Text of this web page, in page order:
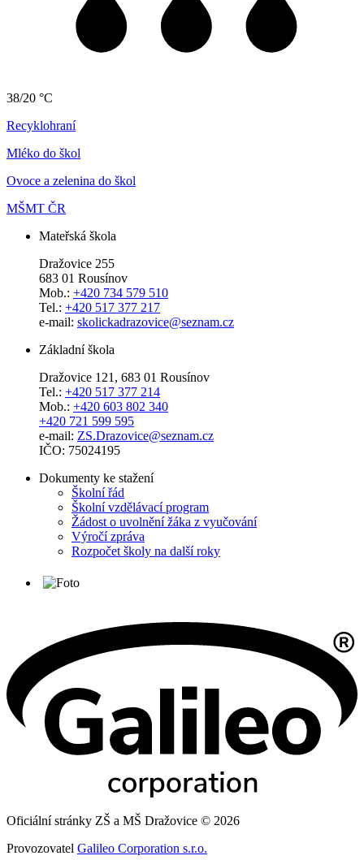
38/20 °C
Recyklohraní
Mléko do škol
Ovoce a zelenina do škol
MŠMT ČR
Mateřská škola
Dražovice 255
683 01 Rousínov
Mob.: +420 734 579 510
Tel.: +420 517 377 217
e-mail: skolickadrazovice@seznam.cz
Základní škola
Dražovice 121, 683 01 Rousínov
Tel.: +420 517 377 214
Mob.: +420 603 802 340
+420 721 599 595
e-mail: ZS.Drazovice@seznam.cz
IČO: 75024195
Dokumenty ke stažení
Školní řád
Školní vzdělávací program
Žádost o uvolnění žáka z vyučování
Výročí zpráva
Rozpočet školy na další roky
Oficiální stránky ZŠ a MŠ Dražovice © 2026
Provozovatel Galileo Corporation s.r.o.